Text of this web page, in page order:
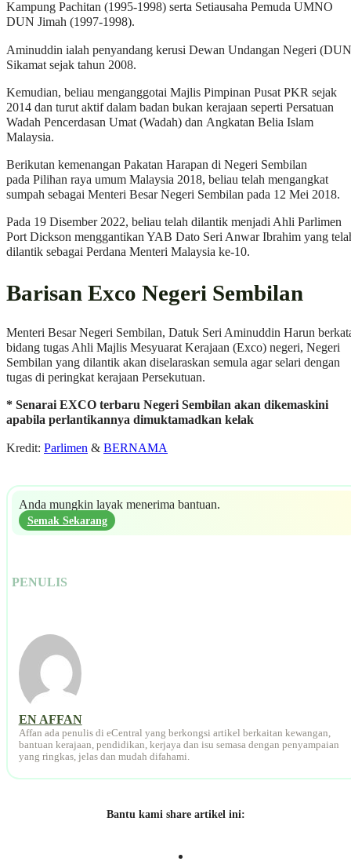
Kampung Pachitan (1995-1998) serta Setiausaha Pemuda UMNO
DUN Jimah (1997-1998).
Aminuddin ialah penyandang kerusi Dewan Undangan Negeri
Sikamat sejak tahun 2008.
Kemudian, beliau menganggotai Majlis Pimpinan Pusat PKR sejak
2014 dan turut aktif dalam badan bukan kerajaan seperti Persatuan
Wadah Pencerdasan Umat (Wadah) dan Angkatan Belia Islam
Malaysia.
Berikutan kemenangan Pakatan Harapan di Negeri Sembilan
pada Pilihan raya umum Malaysia 2018, beliau telah mengangkat
sumpah sebagai Menteri Besar Negeri Sembilan pada 12 Mei 2018.
Pada 19 Disember 2022, beliau telah dilantik menjadi Ahli Parlimen
Port Dickson menggantikan YAB Dato Seri Anwar Ibrahim yang
dilantik sebagai Perdana Menteri Malaysia ke-10.
Barisan Exco Negeri Sembilan
Menteri Besar Negeri Sembilan, Datuk Seri Aminuddin Harun
bidang tugas Ahli Majlis Mesyuarat Kerajaan (Exco) negeri, Negeri
Sembilan yang dilantik akan diselaraskan semula agar selari dengan
tugas di peringkat kerajaan Persekutuan.
* Senarai EXCO terbaru Negeri Sembilan akan dikemaskini
apabila perlantikannya dimuktamadkan kelak
Kredit: Parlimen & BERNAMA
Anda mungkin layak menerima bantuan.
Semak Sekarang
PENULIS
EN AFFAN
Affan ada penulis di eCentral yang berkongsi artikel berkaitan kewangan,
bantuan kerajaan, pendidikan, kerjaya dan isu semasa dengan penyampaian
yang ringkas, jelas dan mudah difahami.
Bantu kami share artikel ini: